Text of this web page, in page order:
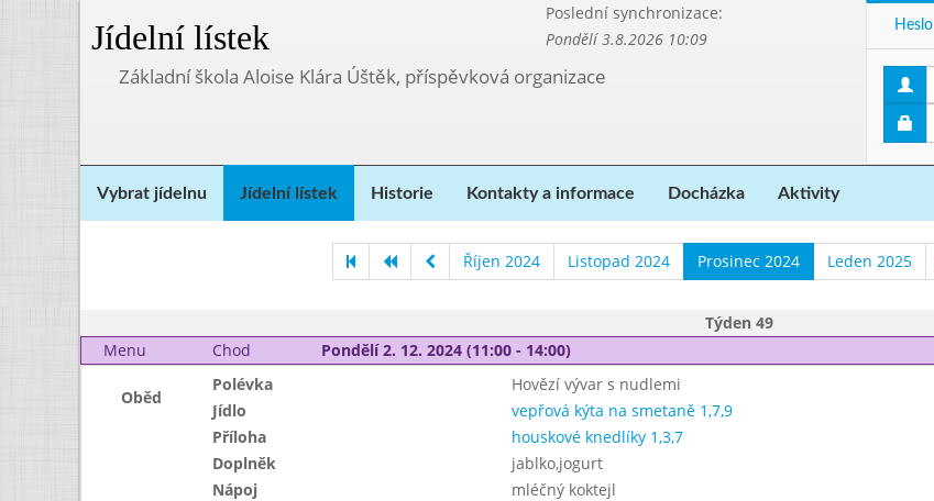
Jídelní lístek
Poslední synchronizace:
Pondělí 3.8.2026 10:09
Základní škola Aloise Klára Úštěk, příspěvková organizace
Heslo
Vybrat jídelnu Jídelní lístek Historie Kontakty a informace Docházka Aktivity
Říjen 2024 Listopad 2024 Prosinec 2024 Leden 2025
Týden 49
Menu
Chod Pondělí 2. 12. 2024 (11:00 - 14:00)
Oběd
Polévka Hovězí vývar s nudlemi
Jídlo
vepřová kýta na smetaně 1,7,9
Příloha
houskové knedlíky 1,3,7
Doplněk
jablko,jogurt
Nápoj
mléčný koktejl